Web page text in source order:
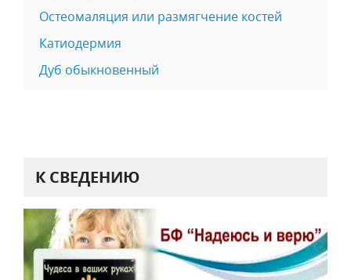
Остеомаляция или размягчение костей
Катиодермия
Дуб обыкновенный
К СВЕДЕНИЮ